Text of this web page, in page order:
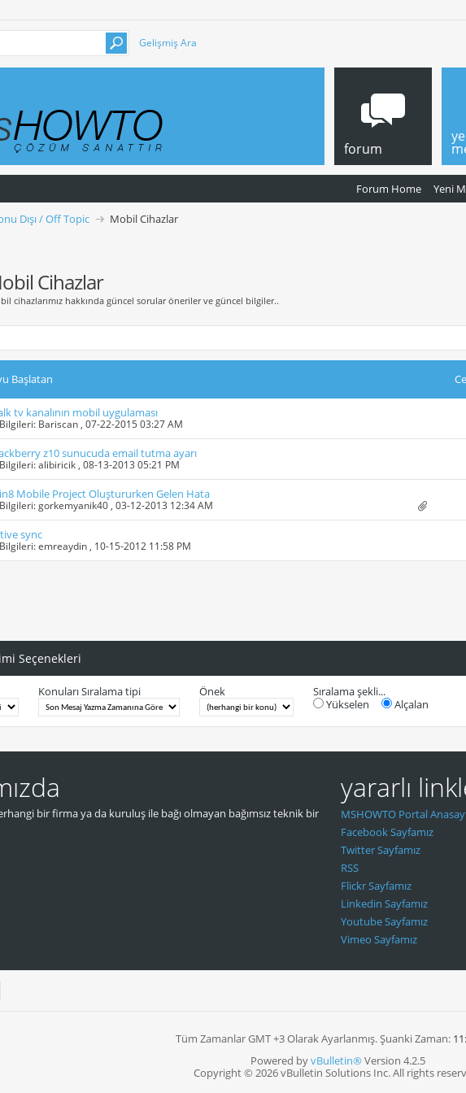
Gelişmiş Ara
forum
Forum Home Yeni
Dışı / Off Topic Mobil Cihazlar
Cihazlar
cihazlarımız hakkında güncel sorular öneriler ve güncel bilgiler..
Başlatan
tv kanalının mobil uygulaması
Bariscan , 07-22-2015 03:27 AM
z10 sunucuda email tutma ayarı
alibiricik , 08-13-2013 05:21 PM
Mobile Project Oluştururken Gelen Hata
gorkemyanik40 , 03-12-2013 12:34 AM
sync
emreaydin , 10-15-2012 11:58 PM
Seçenekleri
Konuları Sıralama tipi Önek
Sıralama şekli...
Yükselen
Alçalan
bir firma ya da kuruluş ile bağı olmayan bağımsız teknik bir
yararlı
MSHOWTO Portal
Facebook Sayfamız
Twitter Sayfamız
RSS
Flickr Sayfamız
Linkedin Sayfamız
Youtube Sayfamız
Vimeo Sayfamız
Tüm Zamanlar GMT +3 Olarak Ayarlanmış. Şuanki Zaman:
Powered byvBulletin®Version 4.2.5
Copyright © 2026 vBulletin Solutions Inc. All rights